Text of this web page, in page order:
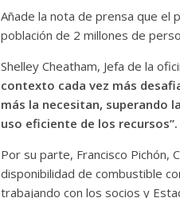
Añade la nota de prensa que el
población de 2 millones de
Shelley Cheatham, Jefa de la
contexto cada vez más
más la necesitan, superando
uso eficiente de los recursos”.
Por su parte, Francisco Pichón,
disponibilidad de combustible
trabajando con los socios y